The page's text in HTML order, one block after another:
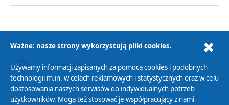
AKTUALNOŚCI RSS
Ważne: nasze strony wykorzystują pliki cookies.
Używamy informacji zapisanych za pomocą cookies i podobnych
technologii m.in. w celach reklamowych i statystycznych oraz w celu
dostosowania naszych serwisów do indywidualnych potrzeb
użytkowników. Mogą też stosować je współpracujący z nami